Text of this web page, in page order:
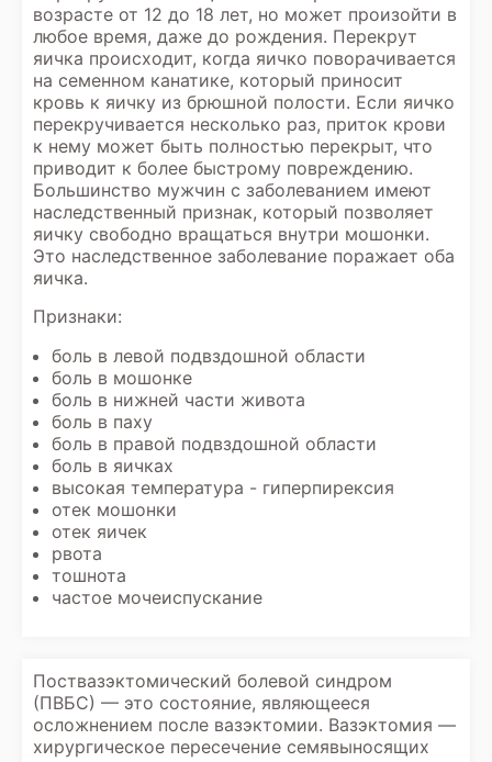
возрасте от 12 до 18 лет, но может произойти в
любое время, даже до рождения. Перекрут
яичка происходит, когда яичко поворачивается
на семенном канатике, который приносит
кровь к яичку из брюшной полости. Если яичко
перекручивается несколько раз, приток крови
к нему может быть полностью перекрыт, что
приводит к более быстрому повреждению.
Большинство мужчин с заболеванием имеют
наследственный признак, который позволяет
яичку свободно вращаться внутри мошонки.
Это наследственное заболевание поражает оба
яичка.
Признаки:
боль в левой подвздошной области
боль в мошонке
боль в нижней части живота
боль в паху
боль в правой подвздошной области
боль в яичках
высокая температура - гиперпирексия
отек мошонки
отек яичек
рвота
тошнота
частое мочеиспускание
Поствазэктомический болевой синдром
(ПВБС) — это состояние, являющееся
осложнением после вазэктомии. Вазэктомия —
хирургическое пересечение семявыносящих